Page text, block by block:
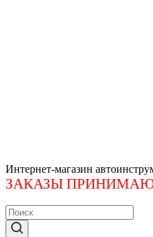
Интернет-магазин
ЗАКАЗЫ